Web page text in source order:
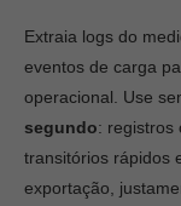
Extraia logs do
eventos de carga
operacional. Use
segundo: registros
transitórios rápidos
exportação,